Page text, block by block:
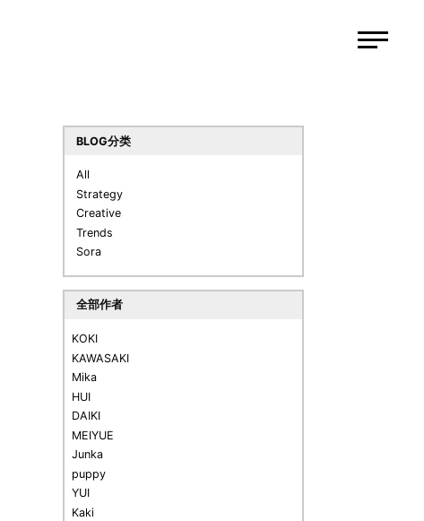
BLOG分类
All
Strategy
Creative
Trends
Sora
全部作者
KOKI
KAWASAKI
Mika
HUI
DAIKI
MEIYUE
Junka
puppy
YUI
Kaki